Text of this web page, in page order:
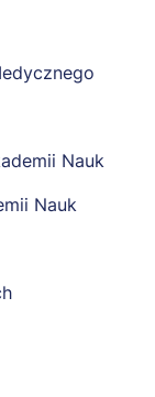
Nauk
Nauk